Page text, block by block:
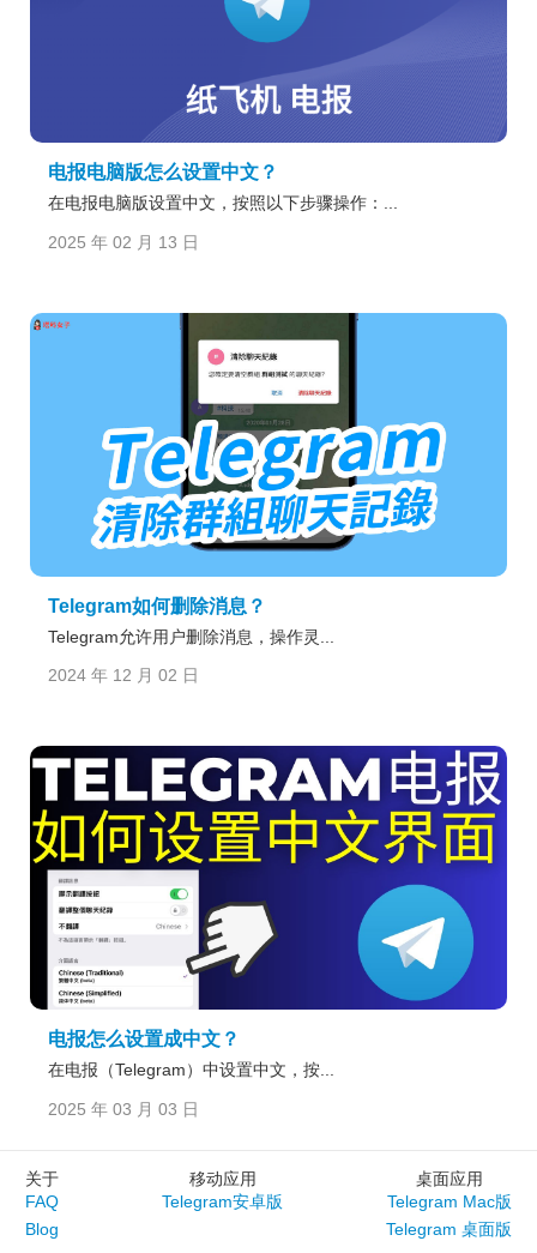
电报电脑版怎么设置中文？
在电报电脑版设置中文，按照以下步骤操作：...
2025 年 02 月 13 日
Telegram如何删除消息？
Telegram允许用户删除消息，操作灵...
2024 年 12 月 02 日
电报怎么设置成中文？
在电报（Telegram）中设置中文，按...
2025 年 03 月 03 日
关于
FAQ
Blog
移动应用
Telegram安卓版
桌面应用
Telegram Mac版
Telegram 桌面版